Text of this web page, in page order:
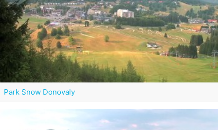
Park Snow Donovaly